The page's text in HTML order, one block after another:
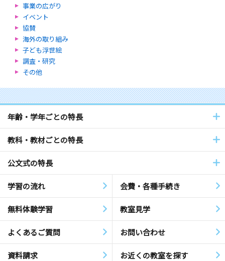
事業の広がり
イベント
協賛
海外の取り組み
子ども浮世絵
調査・研究
その他
年齢・学年ごとの特長
教科・教材ごとの特長
公文式の特長
学習の流れ 会費・各種手続き
無料体験学習 教室見学
よくあるご質問 お問い合わせ
資料請求 お近くの教室を探す